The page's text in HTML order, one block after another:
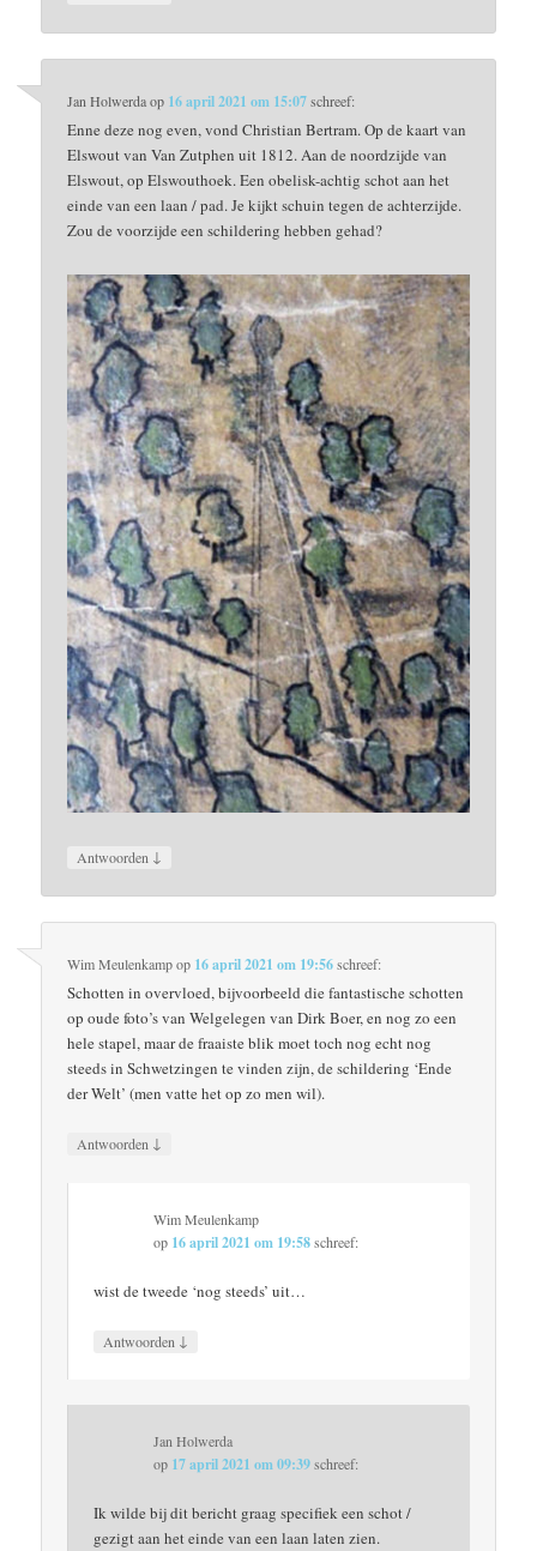
Jan Holwerdaop 16 april 2021 om 15:07schreef:
Enne deze nog even, vond Christian Bertram. Op de kaart van
Elswout van Van Zutphen uit 1812. Aan de noordzijde van
Elswout, op Elswouthoek. Een obelisk-achtig schot aan het
einde van een laan / pad. Je kijkt schuin tegen de achterzijde.
Zou de voorzijde een schildering hebben gehad?
Antwoorden ↓
Wim Meulenkampop 16 april 2021 om 19:56schreef:
Schotten in overvloed, bijvoorbeeld die fantastische schotten
op oude foto’s van Welgelegen van Dirk Boer, en nog zo een
hele stapel, maar de fraaiste blik moet toch nog echt nog
steeds in Schwetzingen te vinden zijn, de schildering ‘Ende
der Welt’ (men vatte het op zo men wil).
Antwoorden ↓
Wim Meulenkamp
op 16 april 2021 om 19:58 schreef:
wist de tweede ‘nog steeds’ uit…
Antwoorden ↓
Jan Holwerda
op 17 april 2021 om 09:39 schreef:
Ik wilde bij dit bericht graag specifiek een schot /
gezigt aan het einde van een laan laten zien.